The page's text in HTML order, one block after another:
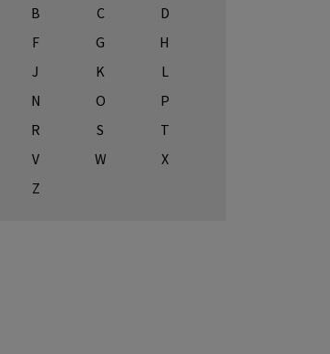
B C
D
F G
H
J K
L
N O
P
R S
T
V W
X
Z